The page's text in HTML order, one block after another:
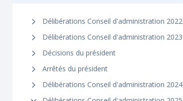
Délibérations Conseil d'administration 2022
Délibérations Conseil d'administration 2023
Décisions du président
Arrêtés du président
Délibérations Conseil d'administration 2024